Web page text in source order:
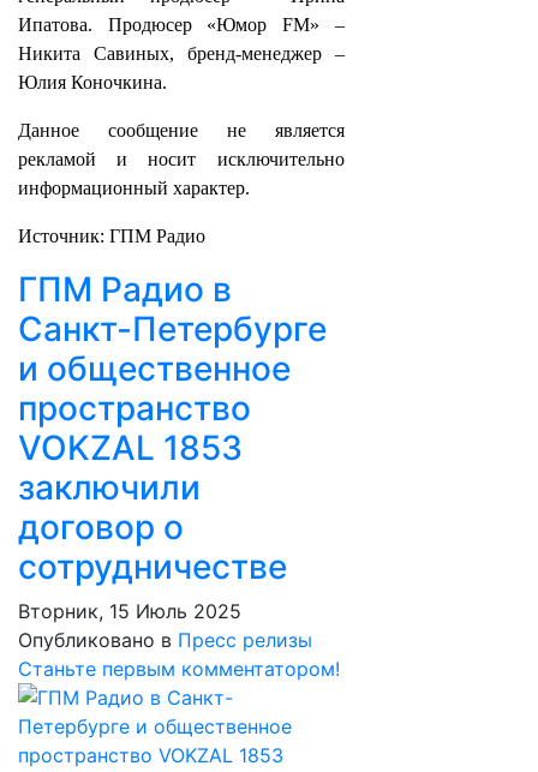
Ипатова. Продюсер «Юмор FM» –
Никита Савиных, бренд-менеджер –
Юлия Коночкина.
Данное сообщение не является
рекламой и носит исключительно
информационный характер.
Источник: ГПМ Радио
ГПМ Радио в
Санкт-Петербурге
и общественное
пространство
VOKZAL 1853
заключили
договор о
сотрудничестве
Вторник, 15 Июль 2025
Опубликовано в Пресс релизы
Станьте первым комментатором!